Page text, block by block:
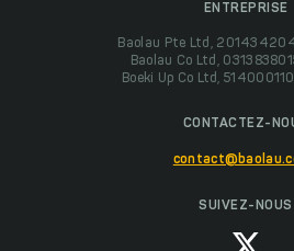
ENTREPRISE
Baolau Pte Ltd,
Baolau Co Ltd,
Boeki Up Co Ltd,
CONTACTEZ-
SUIVEZ-NOUS